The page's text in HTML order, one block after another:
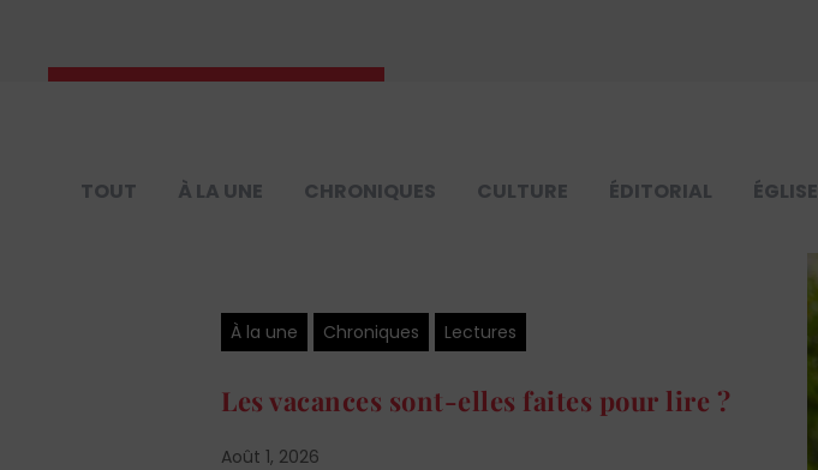
TOUT À LA UNE CHRONIQUES CULTURE ÉDITORIAL ÉGLISE
À la une Chroniques Lectures
Les vacances sont-elles faites pour lire ?
Août 1, 2026